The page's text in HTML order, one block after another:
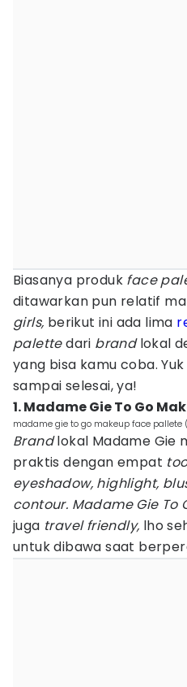
Biasanya produk face
ditawarkan pun relatif
girls, berikut ini ada lima
palettedari brandlokal
yang bisa kamu coba.
sampai selesai, ya!
1. Madame Gie To Go
madame gie to go makeup face
Brandlokal Madame Gie
praktis dengan empat
eyeshadow, highlight,
contour. Madame Gie To
juga travel friendly, lho
untuk dibawa saat